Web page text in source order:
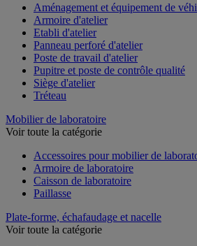
Aménagement et équipement de
Armoire d'atelier
Etabli d'atelier
Panneau perforé d'atelier
Poste de travail d'atelier
Pupitre et poste de contrôle qualité
Siège d'atelier
Tréteau
Mobilier de laboratoire
Voir toute la catégorie
Accessoires pour mobilier de
Armoire de laboratoire
Caisson de laboratoire
Paillasse
Plate-forme, échafaudage et nacelle
Voir toute la catégorie